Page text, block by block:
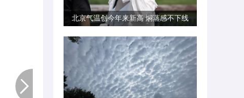
北京气温创今年来新高 焖蒸感不下线